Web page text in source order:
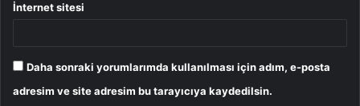
İnternet sitesi
Daha sonraki yorumlarımda kullanılması için adım, e-posta
adresim ve site adresim bu tarayıcıya kaydedilsin.